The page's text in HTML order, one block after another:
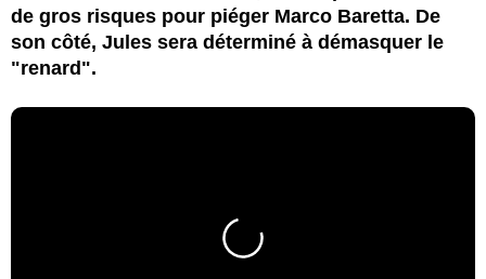
de gros risques pour piéger Marco Baretta. De
son côté, Jules sera déterminé à démasquer le
"renard".